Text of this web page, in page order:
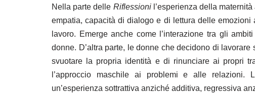
6. Comunità che conciliano
7. Anziani, nonni e conciliazione
8. Tecnologie digitali, IA e conciliazione
9. Responsabilità genitoriali e lavoro: il futuro dell’Europa
Nella parte delle Riflessionil’esperienza della
empatia, capacità di dialogo e di lettura delle
lavoro. Emerge anche come l’interazione tra gli
donne. D’altra parte, le donne che decidono di
svuotare la propria identità e di rinunciare ai propri
l’approccio maschile ai problemi e alle
un’esperienza sottrattiva anziché additiva, regressiva